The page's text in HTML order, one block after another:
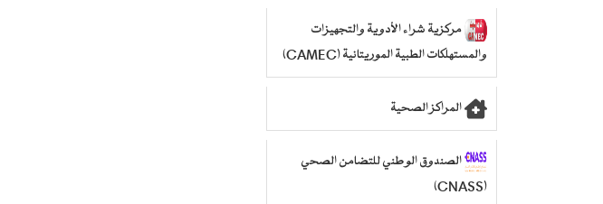
مركزية شراء الأدوية والتجهيزات
والمستهلكات الطبية الموريتانية (CAMEC)
المراكز الصحية
الصندوق الوطني للتضامن الصحي
(CNASS)